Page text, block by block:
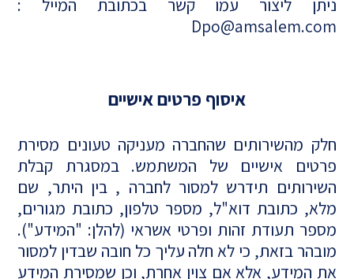
ניתן ליצור עמו קשר בכתובת המייל :
Dpo@amsalem.com
איסוף פרטים אישיים
חלק מהשירותים שהחברה מעניקה טעונים מסירת
פרטים אישיים של המשתמש. במסגרת קבלת
השירותים תידרש למסור לחברה , בין היתר, שם
מלא, כתובת דוא"ל, מספר טלפון, כתובת מגורים,
מספר תעודת זהות ופרטי אשראי (להלן: "המידע").
מובהר בזאת, כי לא חלה עליך כל חובה שבדין למסור
את המידע, אלא אם צוין אחרת, וכן שמסירת המידע